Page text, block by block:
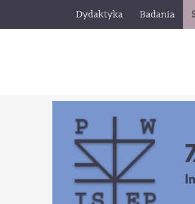
Dydaktyka Badania